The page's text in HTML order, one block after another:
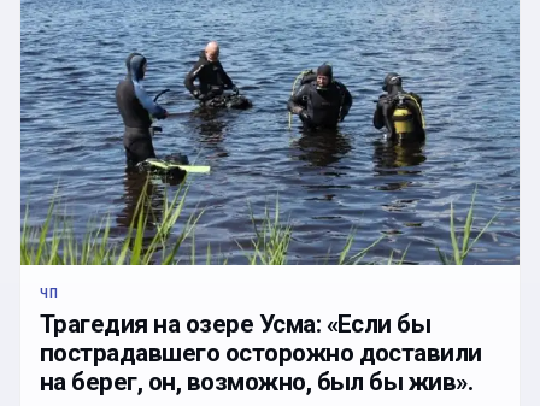
ЧП
Трагедия на озере Усма: «Если бы
пострадавшего осторожно доставили
на берег, он, возможно, был бы жив».